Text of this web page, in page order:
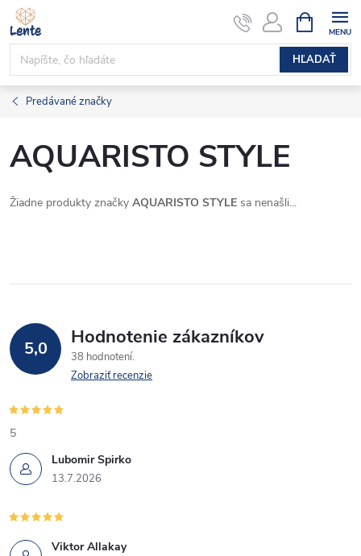
Prejsť
na
obsah
HĽADAŤ
KOŠÍK
Predávané značky
AQUARISTO STYLE
Žiadne produkty značky AQUARISTO STYLE sa nenašli...
5,0 Hodnotenie zákazníkov
38 hodnotení
Zobraziť recenzie
Lubomir Spirko
13.7.2026
5
Viktor Allakay